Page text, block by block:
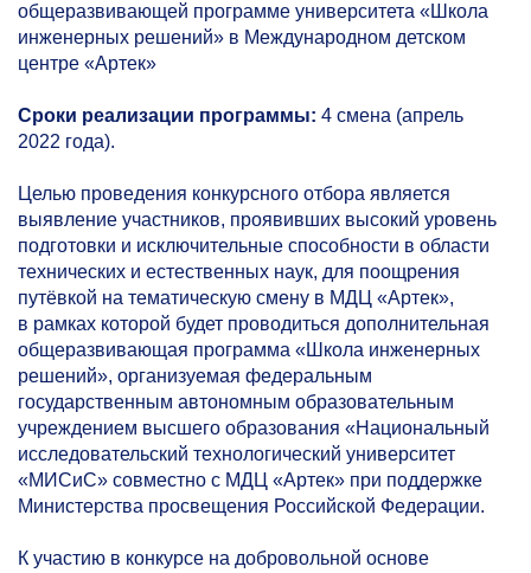
общеразвивающей программе университета «Школа
инженерных решений» в Международном детском
центре «Артек»
Сроки реализации программы: 4 смена (апрель
2022 года).
Целью проведения конкурсного отбора является
выявление участников, проявивших высокий уровень
подготовки и исключительные способности в области
технических и естественных наук, для поощрения
путёвкой на тематическую смену в МДЦ «Артек»,
в рамках которой будет проводиться дополнительная
общеразвивающая программа «Школа инженерных
решений», организуемая федеральным
государственным автономным образовательным
учреждением высшего образования «Национальный
исследовательский технологический университет
«МИСиС» совместно с МДЦ «Артек» при поддержке
Министерства просвещения Российской Федерации.
К участию в конкурсе на добровольной основе